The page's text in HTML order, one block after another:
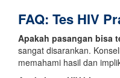
FAQ: Tes HIV
Apakah pasangan bisa
sangat disarankan.
memahami hasil dan